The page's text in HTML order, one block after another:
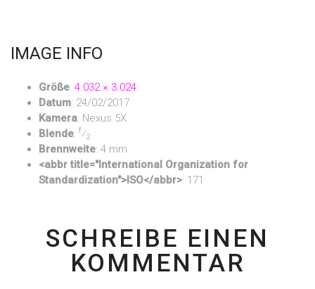
IMAGE INFO
Größe: 4.032 × 3.024
Datum: 24/02/2017
Kamera: Nexus 5X
Blende: f⁄2
Brennweite: 4 mm
<abbr title="International Organization for
Standardization">ISO</abbr>: 171
SCHREIBE EINEN
KOMMENTAR